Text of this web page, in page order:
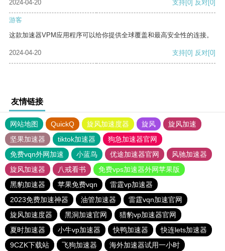
2024-04-20
支持[0] 反对[0]
游客
这款加速器VPM应用程序可以给你提供全球覆盖和最高安全性的连接。
2024-04-20 支持[0] 反对[0]
友情链接
网站地图 QuickQ 旋风加速度器 旋风
旋风加速
坚果加速器
tiktok加速器
狗急加速器官网
免费vqn外网加速
小蓝鸟 优途加速器官网
风驰加速器
旋风加速器
八戒看书
免费vps加速器外网苹果版
黑豹加速器
苹果免费vqn
雷霆vp加速器
2023免费加速神器
油管加速器
雷霆vqn加速官网
旋风加速度器
黑洞加速官网
猎豹vp加速器官网
夏时加速器
小牛vp加速器 快鸭加速器
快连lets加速器
9CZK下载站
飞狗加速器 海外加速器试用一小时